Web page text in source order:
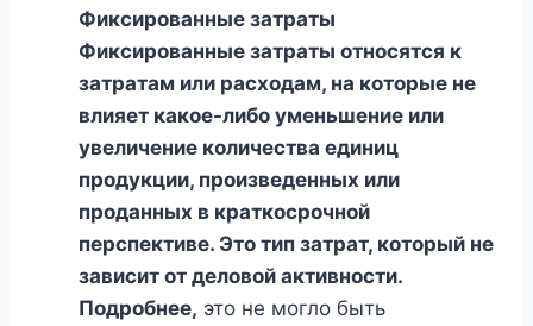
Фиксированные затраты
Фиксированные затраты относятся к
затратам или расходам, на которые не
влияет какое-либо уменьшение или
увеличение количества единиц
продукции, произведенных или
проданных в краткосрочной
перспективе. Это тип затрат, который не
зависит от деловой активности.
Подробнее, это не могло быть